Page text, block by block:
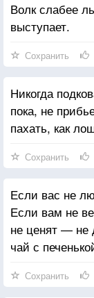
Волк слабее
выступает.
Сохранить
Никогда
пока, не
пахать, как
Сохранить
Если вас не
Если вам не
не ценят — не
чай с
Сохранить